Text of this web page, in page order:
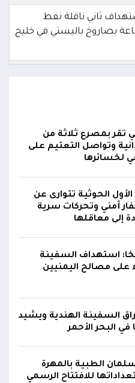
ثاني ناقلة نفط
خلال 24 ساعة بصاروخ باليستي في خليج
ستعود تدريجياً لتغطية
قراراً بتعيين يحيى
الأمن الداخلي، وأحمد
لقطاع الأمن الخارجي؛ في
اللواء الركن طيار
قائداً للقوات الجوية والدفاع
ناشر منصور باجري رئيساً
أحمد سعيد بن بريك وراشد
لرئيس مجلس القيادة
رتبة فريق
تقر بمصرع ثلاثة من
وتواصل التعتيم على
لخسائرها
الحوثية تتوارى عن
أمني وتحركات سرية
إلى معاقلها
استهداف السفينة
على مصالح اليمنيين
السفينة الهندية ويشيد
في البحر الأحمر
الطبية بالمهرة
للافتتاح الرسمي